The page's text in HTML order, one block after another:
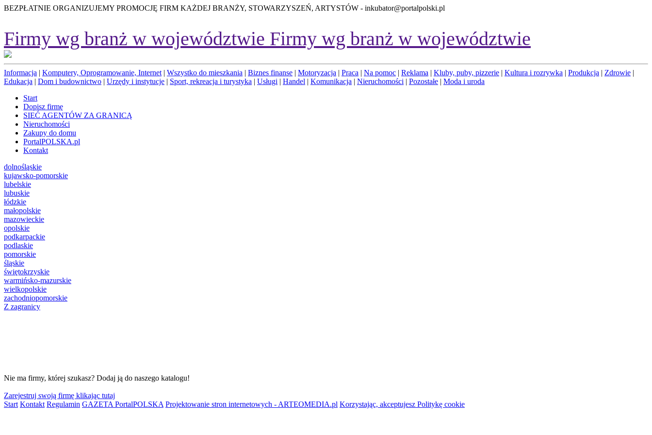
BEZPŁATNIE ORGANIZUJEMY PROMOCJĘ FIRM KAŻDEJ BRANŻY, STOWARZYSZEŃ, ARTYSTÓW - inkubator@portalpolski.pl
Firmy wg branż w województwie Firmy wg branż w województwie
Informacja | Komputery, Oprogramowanie, Internet | Wszystko do mieszkania | Biznes finanse | Motoryzacja | Praca | Na pomoc | Reklama | Kluby, puby, pizzerie | Kultura i rozrywka | Produkcja | Zdrowie |
Edukacja | Dom i budownictwo | Urzędy i instytucje | Sport, rekreacja i turystyka | Usługi | Handel | Komunikacja | Nieruchomości | Pozostałe | Moda i uroda
Start
Dopisz firmę
SIEĆ AGENTÓW ZA GRANICĄ
Nieruchomości
Zakupy do domu
PortalPOLSKA.pl
Kontakt
dolnośląskie
kujawsko-pomorskie
lubelskie
lubuskie
łódzkie
małopolskie
mazowieckie
opolskie
podkarpackie
podlaskie
pomorskie
śląskie
świętokrzyskie
warmińsko-mazurskie
wielkopolskie
zachodniopomorskie
Z zagranicy
Nie ma firmy, której szukasz? Dodaj ją do naszego katalogu!
Zarejestruj swoją firmę klikając tutaj
Start Kontakt Regulamin GAZETA PortalPOLSKA Projektowanie stron internetowych - ARTEOMEDIA.pl Korzystając, akceptujesz Politykę cookie